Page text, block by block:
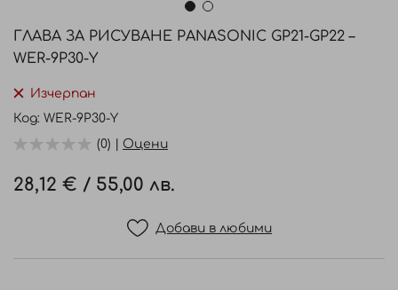
началото
на
галерия
със
ГЛАВА ЗА РИСУВАНЕ PANASONIC GP21-GP22 –
WER-9P30-Y
Изчерпан
Код WER-9P30-Y
(0) | Оцени
28,12 € / 55,00 лв.
Добави в любими